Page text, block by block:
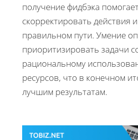
получение фидбэка
скорректировать действия
правильном пути. Умение
приоритизировать задачи
рациональному
ресурсов, что в конечном
лучшим результатам.